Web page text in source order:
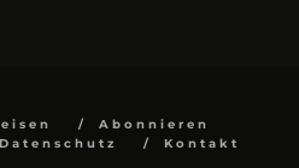
Abonnieren
Datenschutz Kontakt